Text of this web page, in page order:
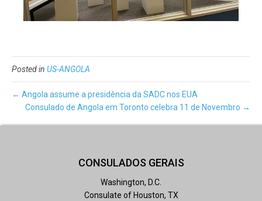
Posted in US-ANGOLA
← Angola assume a presidência da SADC nos EUA
Consulado de Angola em Toronto celebra 11 de Novembro →
CONSULADOS GERAIS
Washington, D.C.
Consulate of Houston, TX